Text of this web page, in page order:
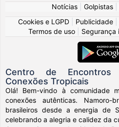
Notícias Golpistas
Cookies e LGPD
Publicidade
Termos de uso
Segurança
Centro de
Conexões Tropicais
Olá! Bem-vindo à comunidade
conexões autênticas. Namoro-
brasileiros desde a energia de
celebrando a alegria e calidez da